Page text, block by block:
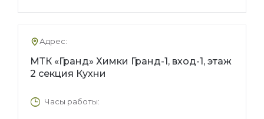
Адрес:
МТК «Гранд» Химки Гранд-1, вход-1, этаж
2 секция Кухни
Часы работы: